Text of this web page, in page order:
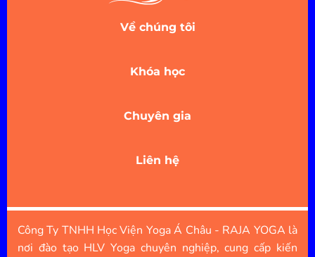
Về chúng tôi
Khóa học
Chuyên gia
Liên hệ
Công Ty TNHH Học Viện Yoga Á Châu - RAJA YOGA là
nơi đào tạo HLV Yoga chuyên nghiệp, cung cấp kiến